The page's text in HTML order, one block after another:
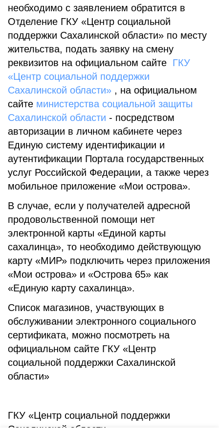
необходимо с заявлением обратится в
Отделение ГКУ «Центр социальной
поддержки Сахалинской области» по месту
жительства, подать заявку на смену
реквизитов на официальном сайте ГКУ
«Центр социальной поддержки
Сахалинской области» , на официальном
сайте министерства социальной защиты
Сахалинской области - посредством
авторизации в личном кабинете через
Единую систему идентификации и
аутентификации Портала государственных
услуг Российской Федерации, а также через
мобильное приложение «Мои острова».
В случае, если у получателей адресной
продовольственной помощи нет
электронной карты «Единой карты
сахалинца», то необходимо действующую
карту «МИР» подключить через приложения
«Мои острова» и «Острова 65» как
«Единую карту сахалинца».
Список магазинов, участвующих в
обслуживании электронного социального
сертификата, можно посмотреть на
официальном сайте ГКУ «Центр
социальной поддержки Сахалинской
области»
ГКУ «Центр социальной поддержки